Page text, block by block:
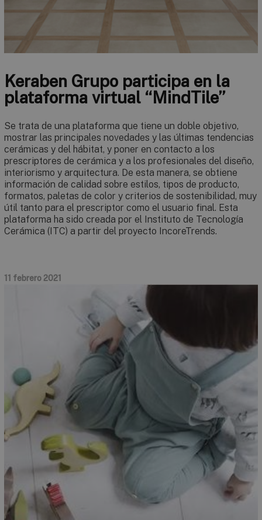
Keraben Grupo participa en la
plataforma virtual “MindTile”
Se trata de una plataforma que tiene un doble objetivo,
mostrar las principales novedades y las últimas tendencias
cerámicas y del hábitat, y poner en contacto a los
prescriptores de cerámica y a los profesionales del diseño,
interiorismo y arquitectura. De esta manera, se obtiene
información de calidad sobre estilos, tipos de producto,
formatos, paletas de color y criterios de sostenibilidad, muy
útil tanto para el prescriptor como el usuario final. Esta
plataforma ha sido creada por el Instituto de Tecnología
Cerámica (ITC) a partir del proyecto IncoreTrends.
11 febrero 2021